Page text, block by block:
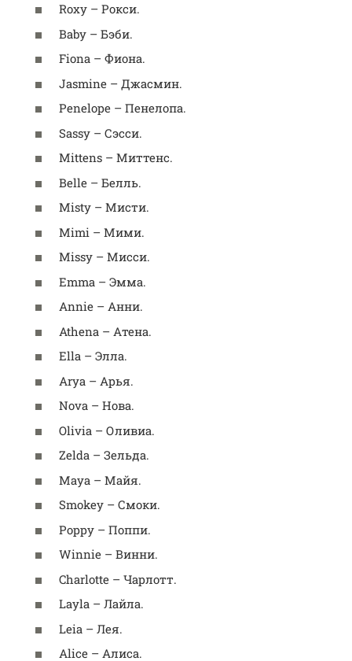
Roxy – Рокси.
Baby – Бэби.
Fiona – Фиона.
Jasmine – Джасмин.
Penelope – Пенелопа.
Sassy – Сэсси.
Mittens – Миттенс.
Belle – Белль.
Misty – Мисти.
Mimi – Мими.
Missy – Мисси.
Emma – Эмма.
Annie – Анни.
Athena – Атена.
Ella – Элла.
Arya – Арья.
Nova – Нова.
Olivia – Оливиа.
Zelda – Зельда.
Maya – Майя.
Smokey – Смоки.
Poppy – Поппи.
Winnie – Винни.
Charlotte – Чарлотт.
Layla – Лайла.
Leia – Лея.
Alice – Алиса.